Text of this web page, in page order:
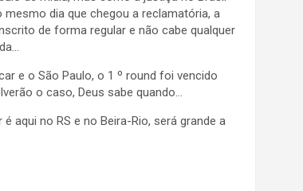
mesmo dia que chegou a reclamatória, a
de forma regular e não cabe qualquer
e o São Paulo, o 1 º round foi vencido
o caso, Deus sabe quando…
aqui no RS e no Beira-Rio, será grande a